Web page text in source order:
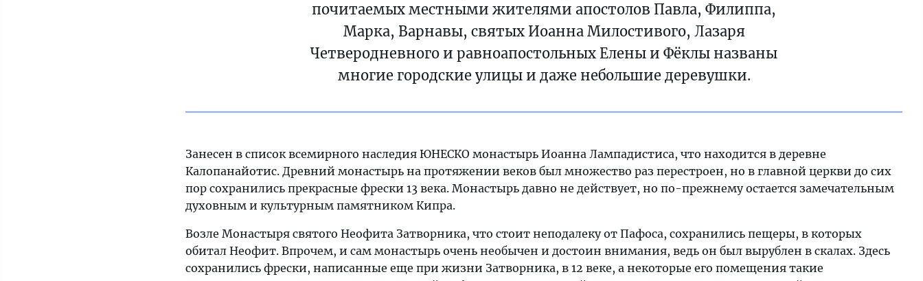
почитаемых местными жителями апостолов Павла, Филиппа,
Марка, Варнавы, святых Иоанна Милостивого, Лазаря
Четверодневного и равноапостольных Елены и Фёклы названы
многие городские улицы и даже небольшие деревушки.
Занесен в список всемирного наследия ЮНЕСКО монастырь Иоанна Лампадистиса, что находится в деревне
Калопанайотис. Древний монастырь на протяжении веков был множество раз перестроен, но в главной церкви до сих
пор сохранились прекрасные фрески 13 века. Монастырь давно не действует, но по-прежнему остается замечательным
духовным и культурным памятником Кипра.
Возле Монастыря святого Неофита Затворника, что стоит неподалеку от Пафоса, сохранились пещеры, в которых
обитал Неофит. Впрочем, и сам монастырь очень необычен и достоин внимания, ведь он был вырублен в скалах. Здесь
сохранились фрески, написанные еще при жизни Затворника, в 12 веке, а некоторые его помещения такие